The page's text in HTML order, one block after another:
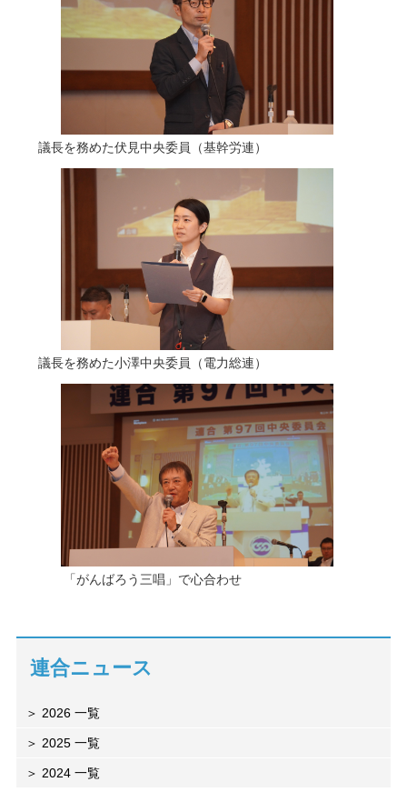
議長を務めた伏見中央委員（基幹労連）
議長を務めた小澤中央委員（電力総連）
「がんばろう三唱」で心合わせ
連合ニュース
2026 一覧
2025 一覧
2024 一覧